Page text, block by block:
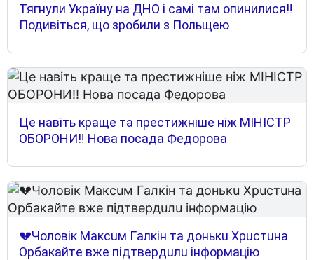
Тягнули Україну на ДНО і самі там опинилися‼
Подивіться, що зробили з Польщею
Це навіть краще та престижніше ніж МІНІСТР
ОБОРОНИ‼ Нова посада Федорова
💔Чoлoвiк Мaкcuм Гaлкiн тa дoнькu Xpucтuнa
Opбaкaйтe вжe пiдтвepдuлu iнфopмaцiю